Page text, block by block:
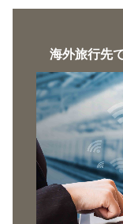
海外旅行先